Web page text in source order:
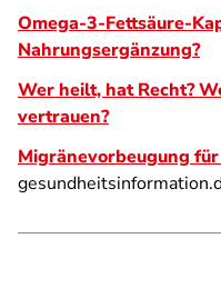
Omega-3-Fettsäure-
Nahrungsergänzung?
Wer heilt, hat Recht?
vertrauen?
Migränevorbeugung